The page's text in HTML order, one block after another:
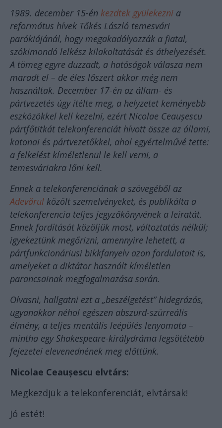
1989. december 15-én kezdtek gyülekezni a
református hívek Tőkés László temesvári
parókiájánál, hogy megakadályozzák a fiatal,
szókimondó lelkész kilakoltatását és áthelyezését.
A tömeg egyre duzzadt, a hatóságok válasza nem
maradt el – de éles lőszert akkor még nem
használtak. December 17-én az állam- és
pártvezetés úgy ítélte meg, a helyzetet keményebb
eszközökkel kell kezelni, ezért Nicolae Ceaușescu
pártfőtitkát telekonferenciát hívott össze az állami,
katonai és pártvezetőkkel, ahol egyértelművé tette:
a felkelést kíméletlenül le kell verni, a
temesváriakra lőni kell.
Ennek a telekonferenciának a szövegéből az
Adevărul közölt szemelvényeket, és publikálta a
telekonferencia teljes jegyzőkönyvének a leiratát.
Ennek fordítását közöljük most, változtatás nélkül;
igyekeztünk megőrizni, amennyire lehetett, a
pártfunkcionáriusi bikkfanyelv azon fordulatait is,
amelyeket a diktátor használt kíméletlen
parancsainak megfogalmazása során.
Olvasni, hallgatni ezt a „beszélgetést” hidegrázós,
ugyanakkor néhol egészen abszurd-szürreális
élmény, a teljes mentális leépülés lenyomata –
mintha egy Shakespeare-királydráma legsötétebb
fejezetei elevenednének meg előttünk.
Nicolae Ceaușescu elvtárs:
Megkezdjük a telekonferenciát, elvtársak!
Jó estét!